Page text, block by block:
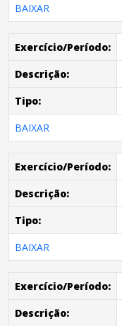
BAIXAR
Exercício/Período:
Descrição:
Tipo:
BAIXAR
Exercício/Período:
Descrição:
Tipo:
BAIXAR
Exercício/Período:
Descrição: